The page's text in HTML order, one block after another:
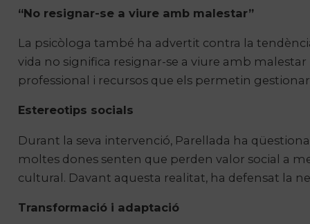
“No resignar-se a viure amb malestar”
La psicòloga també ha advertit contra la
vida no significa resignar-se a viure amb
professional i recursos que els permetin
Estereotips socials
Durant la seva intervenció, Parellada ha
moltes dones senten que perden valor social a
cultural. Davant aquesta realitat, ha defensat la
Transformació i adaptació